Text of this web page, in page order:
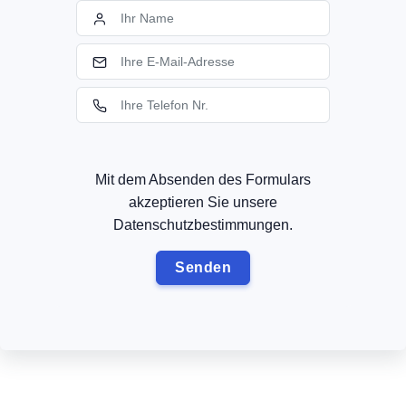
Mit dem Absenden des Formulars
akzeptieren Sie unsere
Datenschutzbestimmungen.